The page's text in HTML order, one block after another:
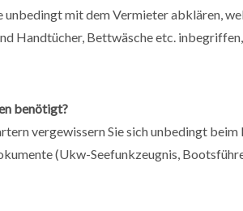
unbedingt mit dem Vermieter abklären,
Handtücher, Bettwäsche etc.
benötigt?
vergewissern Sie sich unbedingt beim
(Ukw-Seefunkzeugnis,